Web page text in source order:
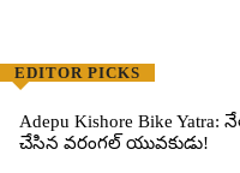
EDITOR PICKS
Adepu Kishore Bike
చేసిన వరంగల్ యువకుడు!